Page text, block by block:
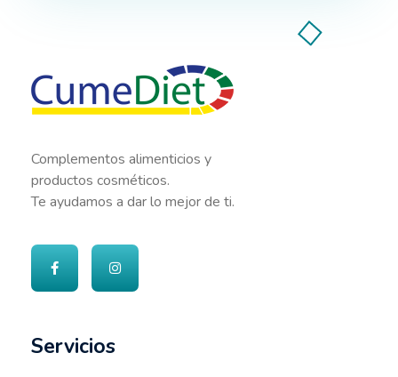
Complementos alimenticios y
productos cosméticos.
Te ayudamos a dar lo mejor de ti.
Servicios